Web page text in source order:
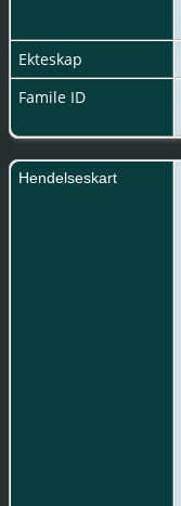
Ekteskap
Famile ID
Hendelseskart